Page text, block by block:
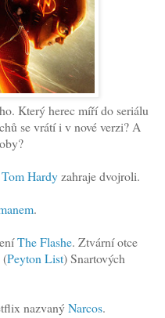
Který herec míří do seriálu
se vrátí i v nové verzi? A
Tom Hardy zahraje dvojroli.
.
The Flashe. Ztvární otce
(Peyton List) Snartových
nazvanýNarcos.